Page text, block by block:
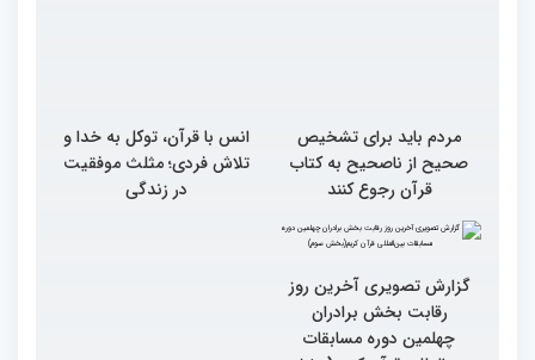
مردم باید برای تشخیص
صحیح از ناصحیح به کتاب
قرآن رجوع کنند
انس با قرآن، توکل به خدا و
تلاش فردی؛ مثلث موفقیت
در زندگی